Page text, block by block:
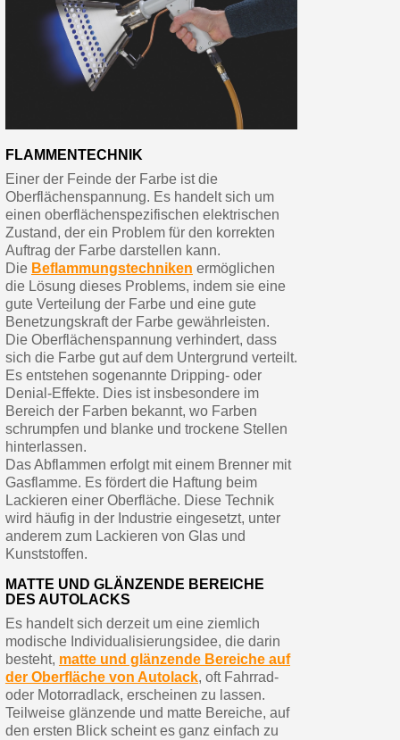
FLAMMENTECHNIK
Einer der Feinde der Farbe ist die
Oberflächenspannung. Es handelt sich um
einen oberflächenspezifischen elektrischen
Zustand, der ein Problem für den korrekten
Auftrag der Farbe darstellen kann.
Die Beflammungstechniken ermöglichen
die Lösung dieses Problems, indem sie eine
gute Verteilung der Farbe und eine gute
Benetzungskraft der Farbe gewährleisten.
Die Oberflächenspannung verhindert, dass
sich die Farbe gut auf dem Untergrund verteilt.
Es entstehen sogenannte Dripping- oder
Denial-Effekte. Dies ist insbesondere im
Bereich der Farben bekannt, wo Farben
schrumpfen und blanke und trockene Stellen
hinterlassen.
Das Abflammen erfolgt mit einem Brenner mit
Gasflamme. Es fördert die Haftung beim
Lackieren einer Oberfläche. Diese Technik
wird häufig in der Industrie eingesetzt, unter
anderem zum Lackieren von Glas und
Kunststoffen.
MATTE UND GLÄNZENDE BEREICHE
DES AUTOLACKS
Es handelt sich derzeit um eine ziemlich
modische Individualisierungsidee, die darin
besteht, matte und glänzende Bereiche auf
der Oberfläche von Autolack, oft Fahrrad-
oder Motorradlack, erscheinen zu lassen.
Teilweise glänzende und matte Bereiche, auf
den ersten Blick scheint es ganz einfach zu